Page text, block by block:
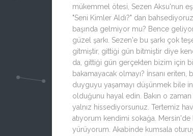
mükemmel ötesi, Sezen Aksu'nun
"Seni Kimler Aldı?" dan
başında gelmiyor mu? Bence
güzel şarkı. Sezen'e bu şarkı çok
gitmiştir, gittiği gün bitmiştir diye
da, gittiği gün gerçekten bizim için
bakamayacak olmayı? İnsanı eriten,
duyguyu yaşamayı düşünmek bile
olduğunu hayal edin. Bakın o
yalnız hissediyorsunuz. Tertemiz
atıyorum kendimi sokağa.
yürüyorum. Akabinde kumsala